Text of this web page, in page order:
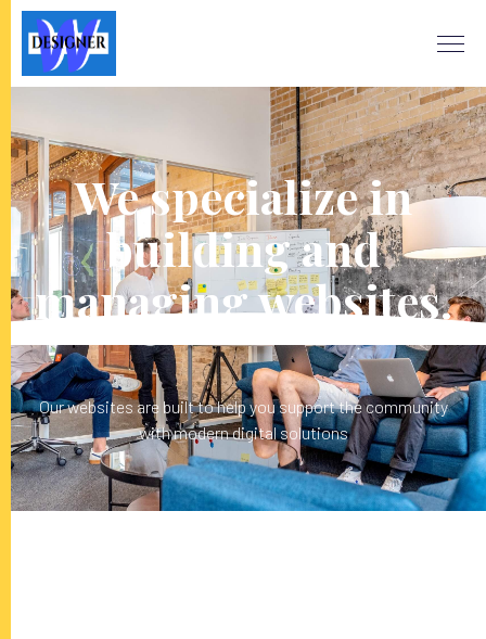
We specialize in
building and
managing websites.
Our websites are built to help you support the community
with modern digital solutions